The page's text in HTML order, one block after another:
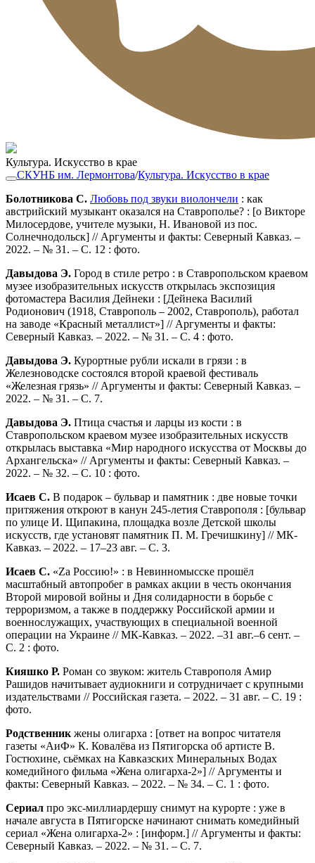
Культура. Искусство в крае
СКУНБ им. Лермонтова/Культура. Искусство в крае
Болотникова С. Любовь под звуки виолончели : как
австрийский музыкант оказался на Ставрополье? : [о Викторе
Милосердове, учителе музыки, Н. Ивановой из пос.
Солнечнодольск] // Аргументы и факты: Северный Кавказ. –
2022. – № 31. – С. 12 : фото.
Давыдова Э. Город в стиле ретро : в Ставропольском краевом
музее изобразительных искусств открылась экспозиция
фотомастера Василия Дейнеки : [Дейнека Василий
Родионович (1918, Ставрополь – 2002, Ставрополь), работал
на заводе «Красный металлист»] // Аргументы и факты:
Северный Кавказ. – 2022. – № 31. – С. 4 : фото.
Давыдова Э. Курортные рубли искали в грязи : в
Железноводске состоялся второй краевой фестиваль
«Железная грязь» // Аргументы и факты: Северный Кавказ. –
2022. – № 31. – С. 7.
Давыдова Э. Птица счастья и ларцы из кости : в
Ставропольском краевом музее изобразительных искусств
открылась выставка «Мир народного искусства от Москвы до
Архангельска» // Аргументы и факты: Северный Кавказ. –
2022. – № 32. – С. 10 : фото.
Исаев С. В подарок – бульвар и памятник : две новые точки
притяжения откроют в канун 245-летия Ставрополя : [бульвар
по улице И. Щипакина, площадка возле Детской школы
искусств, где установят памятник П. М. Гречишкину] // МК-
Кавказ. – 2022. – 17–23 авг. – С. 3.
Исаев С. «Zа Россию!» : в Невинномысске прошёл
масштабный автопробег в рамках акции в честь окончания
Второй мировой войны и Дня солидарности в борьбе с
терроризмом, а также в поддержку Российской армии и
военнослужащих, участвующих в специальной военной
операции на Украине // МК-Кавказ. – 2022. –31 авг.–6 сент. –
С. 2 : фото.
Кияшко Р. Роман со звуком: житель Ставрополя Амир
Рашидов начитывает аудиокниги и сотрудничает с крупными
издательствами // Российская газета. – 2022. – 31 авг. – С. 19 :
фото.
Родственник жены олигарха : [ответ на вопрос читателя
газеты «АиФ» К. Ковалёва из Пятигорска об артисте В.
Гостюхине, сьёмках на Кавказских Минеральных Водах
комедийного фильма «Жена олигарха-2»] // Аргументы и
факты: Северный Кавказ. – 2022. – № 34. – С. 1 : фото.
Сериал про экс-миллиардершу снимут на курорте : уже в
начале августа в Пятигорске начинают снимать комедийный
сериал «Жена олигарха-2» : [информ.] // Аргументы и факты:
Северный Кавказ. – 2022. – № 31. – С. 7.